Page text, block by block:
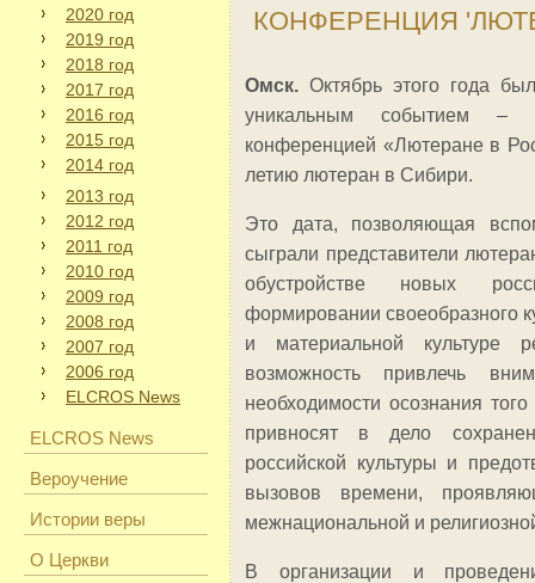
2020 год
2019 год
2018 год
2017 год
2016 год
2015 год
2014 год
2013 год
2012 год
2011 год
2010 год
2009 год
2008 год
2007 год
2006 год
ELCROS News
ELCROS News
Вероучение
Истории веры
О Церкви
КОНФЕРЕНЦИЯ
Омск. Октябрь этого года
уникальным событием –
конференцией «Лютеране в
летию лютеран в Сибири.
Это дата, позволяющая
сыграли представители
обустройстве новых
формировании своеобразного
и материальной культуре
возможность привлечь
необходимости осознания
привносят в дело
российской культуры и
вызовов времени,
межнациональной и
В организации и